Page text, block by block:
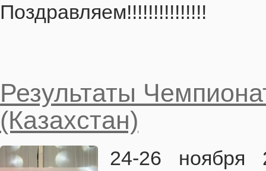
Поздравляем!!!!!!!!!!!!!!!
Результаты
(Казахстан)
24-26